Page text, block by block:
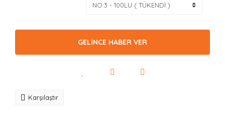
GELİNCE HABER VER
Karşılaştır